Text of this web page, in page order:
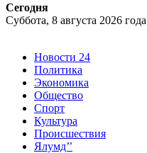
Сегодня
Суббота, 8 августа 2026
Новости 24
Политика
Экономика
Общество
Спорт
Культура
Происшествия
Ялумд’’